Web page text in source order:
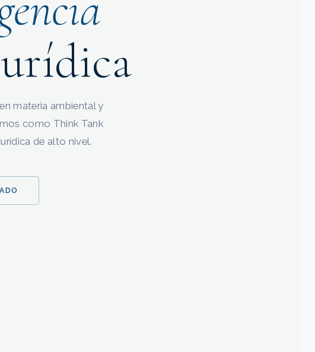
materia ambiental y
como Think Tank
de alto nivel.